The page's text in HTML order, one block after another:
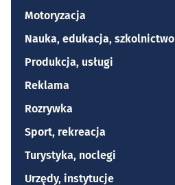
Motoryzacja
Nauka, edukacja, szkolnictwo
Produkcja, usługi
Reklama
Rozrywka
Sport, rekreacja
Turystyka, noclegi
Urzędy, instytucje